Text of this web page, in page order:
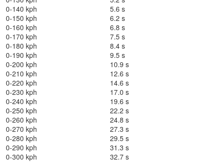
0-140 kph
5.6 s
0-150 kph
6.2 s
0-160 kph
6.8 s
0-170 kph
7.5 s
0-180 kph
8.4 s
0-190 kph
9.5 s
0-200 kph
10.9 s
0-210 kph
12.6 s
0-220 kph
14.6 s
0-230 kph
17.0 s
0-240 kph
19.6 s
0-250 kph
22.2 s
0-260 kph
24.8 s
0-270 kph
27.3 s
0-280 kph
29.5 s
0-290 kph
31.3 s
0-300 kph
32.7 s